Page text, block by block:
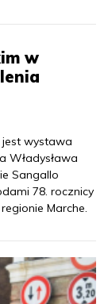
w
wystawa
Władysława
Sangallo
78. rocznicy
Marche.